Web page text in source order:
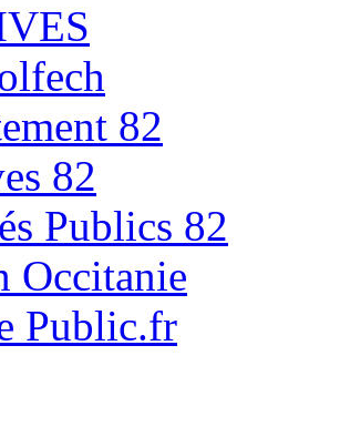
82
82
Publics 82
Occitanie
Public.fr